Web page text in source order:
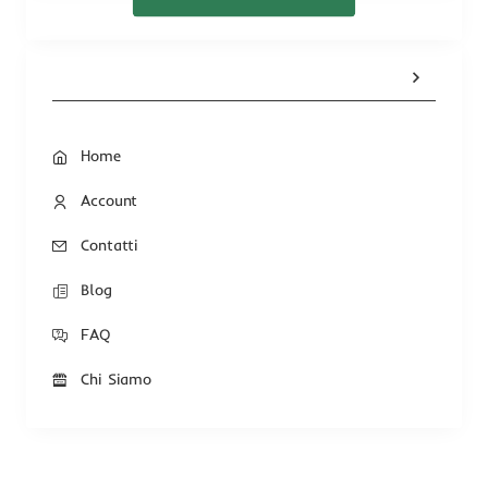
Home
Account
Contatti
Blog
FAQ
Chi Siamo